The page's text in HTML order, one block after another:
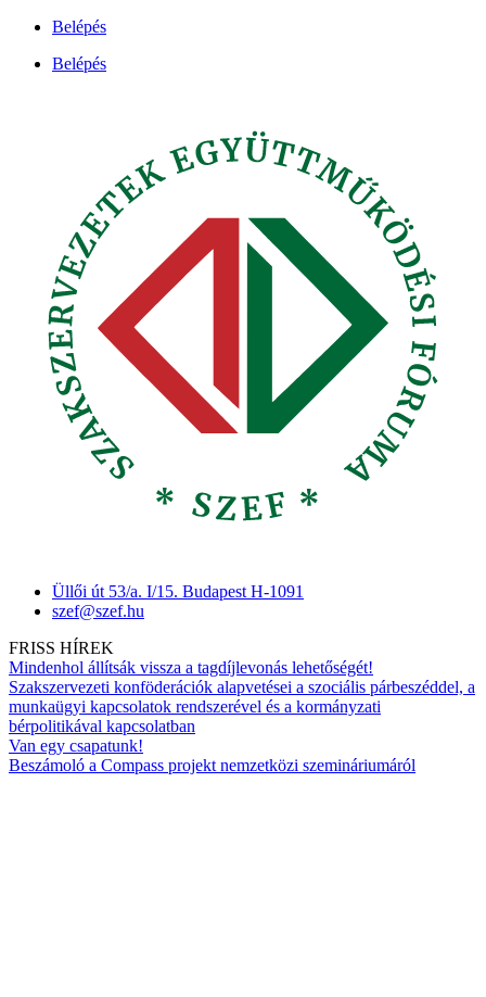
Ugrás
tartalomhoz
Belépés
Belépés
Üllői út 53/a. I/15. Budapest H-1091
szef@szef.hu
FRISS HÍREK
Mindenhol állítsák vissza a tagdíjlevonás lehetőségét!
Szakszervezeti konföderációk alapvetései a szociális párbeszéddel, a
munkaügyi kapcsolatok rendszerével és a kormányzati
bérpolitikával kapcsolatban
Van egy csapatunk!
Beszámoló a Compass projekt nemzetközi szemináriumáról